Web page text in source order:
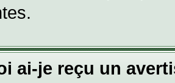
ai-je reçu un